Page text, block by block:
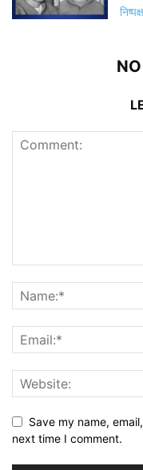
Save my name,
next time I comment.